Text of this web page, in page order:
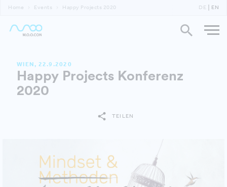
Home Events Happy Projects 2020 DE EN
WIEN, 22.9.2020
Happy Projects Konferenz
2020
TEILEN